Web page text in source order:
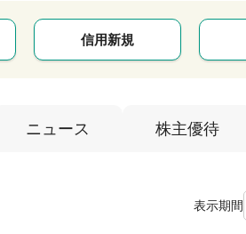
信用新規
ニュース 株主優待
表示期間